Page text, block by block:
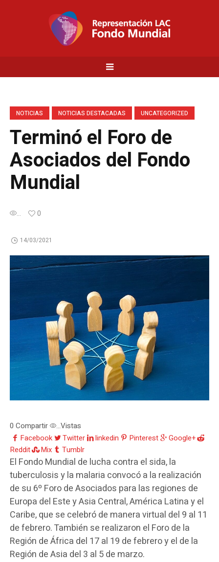
NOTICIAS NOTICIAS DESTACADAS UNCATEGORIZED
Terminó el Foro de
Asociados del Fondo
Mundial
... 0
14/03/2021
0 Compartir ...Vistas
Facebook
Twitter linkedin Pinterest
Google+
Reddit
Mix Tumblr
El Fondo Mundial de lucha contra el sida, la
tuberculosis y la malaria convocó a la realización
de su 6º Foro de Asociados para las regiones de
Europa del Este y Asia Central, América Latina y el
Caribe, que se celebró de manera virtual del 9 al 11
de febrero. También se realizaron el Foro de la
Región de África del 17 al 19 de febrero y el de la
Región de Asia del 3 al 5 de marzo.